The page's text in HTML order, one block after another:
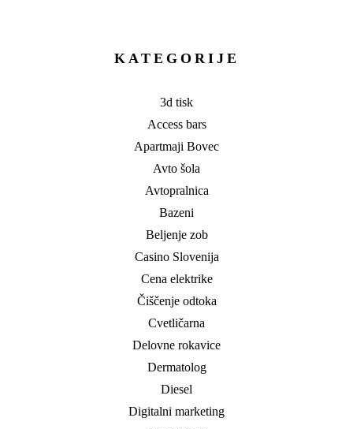
KATEGORIJE
3d tisk
Access bars
Apartmaji Bovec
Avto šola
Avtopralnica
Bazeni
Beljenje zob
Casino Slovenija
Cena elektrike
Čiščenje odtoka
Cvetličarna
Delovne rokavice
Dermatolog
Diesel
Digitalni marketing